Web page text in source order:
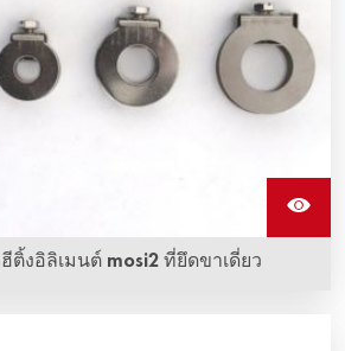
ติ้งอิลิเมนต์ mosi2 ที่ยึดขาเดี่ยว